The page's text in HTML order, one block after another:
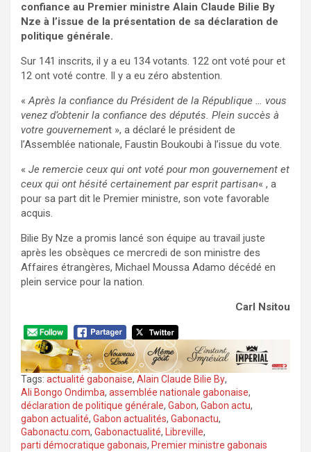
confiance au Premier ministre Alain Claude Bilie By
Nze à l’issue de la présentation de sa déclaration de
politique générale.
Sur 141 inscrits, il y a eu 134 votants. 122 ont voté pour et
12 ont voté contre. Il y a eu zéro abstention.
«Après la confiance du Président de la République … vous
venez d’obtenir la confiance des députés. Plein succès à
votre gouvernement », a déclaré le président de
l’Assemblée nationale, Faustin Boukoubi à l’issue du vote.
« Je remercie ceux qui ont voté pour mon gouvernement et
ceux qui ont hésité certainement par esprit partisan« , a
pour sa part dit le Premier ministre, son vote favorable
acquis.
Bilie By Nze a promis lancé son équipe au travail juste
après les obsèques ce mercredi de son ministre des
Affaires étrangères, Michael Moussa Adamo décédé en
plein service pour la nation.
Carl Nsitou
Tags: actualité gabonaise, Alain Claude Bilie By,
Ali Bongo Ondimba, assemblée nationale gabonaise,
déclaration de politique générale, Gabon, Gabon actu,
gabon actualité, Gabon actualités, Gabonactu,
Gabonactu.com, Gabonactualité, Libreville,
parti démocratique gabonais, Premier ministre gabonais